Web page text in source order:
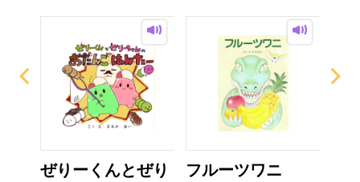
ぜりーくんとぜり
フルーツワニ